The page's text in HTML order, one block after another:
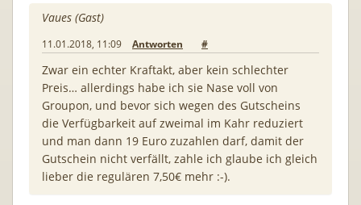
Vaues (Gast)
11.01.2018, 11:09 Antworten #
Zwar ein echter Kraftakt, aber kein schlechter
Preis… allerdings habe ich sie Nase voll von
Groupon, und bevor sich wegen des Gutscheins
die Verfügbarkeit auf zweimal im Kahr reduziert
und man dann 19 Euro zuzahlen darf, damit der
Gutschein nicht verfällt, zahle ich glaube ich gleich
lieber die regulären 7,50€ mehr :-).